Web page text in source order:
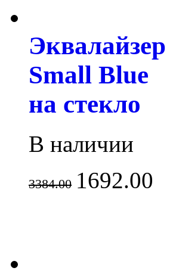
Эквалайзер
Small Blue
на стекло
В наличии
3384.00 1692.00